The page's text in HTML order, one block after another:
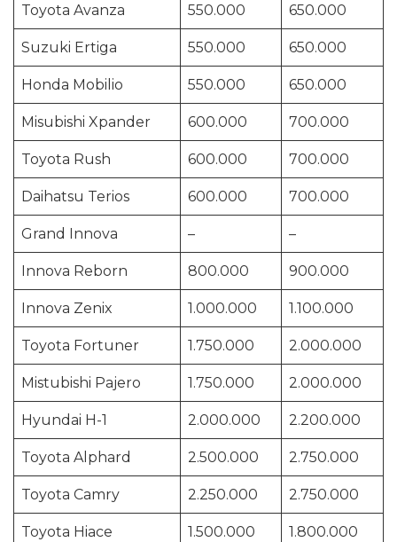
Toyota Avanza 550.000 650.000
Suzuki Ertiga 550.000 650.000
Honda Mobilio 550.000 650.000
Misubishi Xpander 600.000 700.000
Toyota Rush 600.000 700.000
Daihatsu Terios 600.000 700.000
Grand Innova – –
Innova Reborn 800.000 900.000
Innova Zenix 1.000.000 1.100.000
Toyota Fortuner 1.750.000 2.000.000
Mistubishi Pajero 1.750.000 2.000.000
Hyundai H-1 2.000.000 2.200.000
Toyota Alphard 2.500.000 2.750.000
Toyota Camry 2.250.000 2.750.000
Toyota Hiace 1.500.000 1.800.000